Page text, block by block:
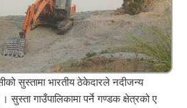
सुस्तामा भारतीय ठेकेदारले नदीजन्य
सुस्ता गाउँपालिकामा पर्ने गण्डक क्षेत्रको ए